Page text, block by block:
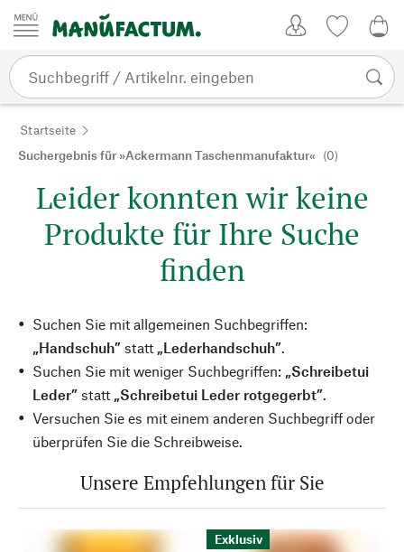
Zum Inhalt springen
Startseite
Suchergebnis für »Ackermann Taschenmanufaktur« (0)
Leider konnten wir keine
Produkte für Ihre Suche
finden
Suchen Sie mit allgemeinen Suchbegriffen:
„Handschuh” statt „Lederhandschuh”.
Suchen Sie mit weniger Suchbegriffen: „Schreibetui
Leder” statt „Schreibetui Leder rotgegerbt”.
Versuchen Sie es mit einem anderen Suchbegriff oder
überprüfen Sie die Schreibweise.
Unsere Empfehlungen für Sie
Exklusiv